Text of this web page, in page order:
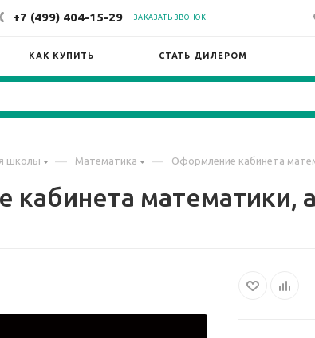
+7 (499) 404-15-29 ЗАКАЗАТЬ ЗВОНОК
КАК КУПИТЬ СТАТЬ ДИЛЕРОМ
школы — Математика — Оформление кабинета
кабинета математики,